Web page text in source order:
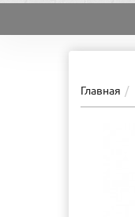
Главная